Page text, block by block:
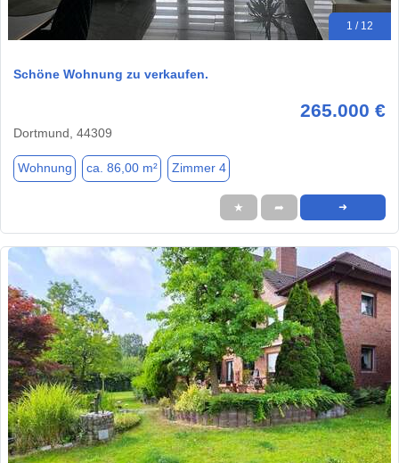
1 / 12
Schöne Wohnung zu verkaufen.
265.000 €
Dortmund, 44309
Wohnung ca. 86,00 m² Zimmer 4
★ ➦ ➜